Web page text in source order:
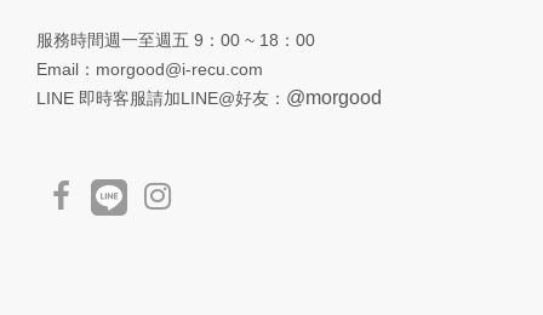
服務時間週一至週五 9：00 ~ 18：00
Email： morgood@i-recu.com
LINE 即時客服請加LINE@好友： @morgood